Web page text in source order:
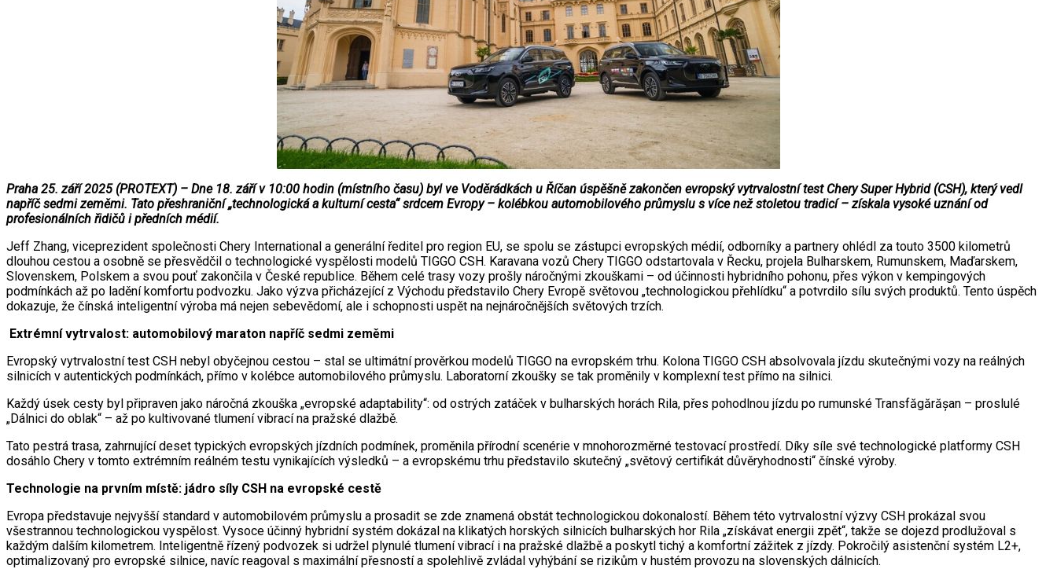
Praha 25. září 2025 (PROTEXT) – Dne 18. září v 10:00 hodin (místního času) byl ve Voděrádkách u Říčan úspěšně zakončen evropský vytrvalostní test Chery Super Hybrid (CSH), který vedl
napříč sedmi zeměmi. Tato přeshraniční „technologická a kulturní cesta“ srdcem Evropy – kolébkou automobilového průmyslu s více než stoletou tradicí – získala vysoké uznání od
profesionálních řidičů i předních médií.
Jeff Zhang, viceprezident společnosti Chery International a generální ředitel pro region EU, se spolu se zástupci evropských médií, odborníky a partnery ohlédl za touto 3500 kilometrů
dlouhou cestou a osobně se přesvědčil o technologické vyspělosti modelů TIGGO CSH. Karavana vozů Chery TIGGO odstartovala v Řecku, projela Bulharskem, Rumunskem, Maďarskem,
Slovenskem, Polskem a svou pouť zakončila v České republice. Během celé trasy vozy prošly náročnými zkouškami – od účinnosti hybridního pohonu, přes výkon v kempingových
podmínkách až po ladění komfortu podvozku. Jako výzva přicházející z Východu představilo Chery Evropě světovou „technologickou přehlídku“ a potvrdilo sílu svých produktů. Tento úspěch
dokazuje, že čínská inteligentní výroba má nejen sebevědomí, ale i schopnosti uspět na nejnáročnějších světových trzích.
Extrémní vytrvalost: automobilový maraton napříč sedmi zeměmi
Evropský vytrvalostní test CSH nebyl obyčejnou cestou – stal se ultimátní prověrkou modelů TIGGO na evropském trhu. Kolona TIGGO CSH absolvovala jízdu skutečnými vozy na reálných
silnicích v autentických podmínkách, přímo v kolébce automobilového průmyslu. Laboratorní zkoušky se tak proměnily v komplexní test přímo na silnici.
Každý úsek cesty byl připraven jako náročná zkouška „evropské adaptability“: od ostrých zatáček v bulharských horách Rila, přes pohodlnou jízdu po rumunské Transfăgărășan – proslulé
„Dálnici do oblak“ – až po kultivované tlumení vibrací na pražské dlažbě.
Tato pestrá trasa, zahrnující deset typických evropských jízdních podmínek, proměnila přírodní scenérie v mnohorozměrné testovací prostředí. Díky síle své technologické platformy CSH
dosáhlo Chery v tomto extrémním reálném testu vynikajících výsledků – a evropskému trhu představilo skutečný „světový certifikát důvěryhodnosti“ čínské výroby.
Technologie na prvním místě: jádro síly CSH na evropské cestě
Evropa představuje nejvyšší standard v automobilovém průmyslu a prosadit se zde znamená obstát technologickou dokonalostí. Během této vytrvalostní výzvy CSH prokázal svou
všestrannou technologickou vyspělost. Vysoce účinný hybridní systém dokázal na klikatých horských silnicích bulharských hor Rila „získávat energii zpět“, takže se dojezd prodlužoval s
každým dalším kilometrem. Inteligentně řízený podvozek si udržel plynulé tlumení vibrací i na pražské dlažbě a poskytl tichý a komfortní zážitek z jízdy. Pokročilý asistenční systém L2+,
optimalizovaný pro evropské silnice, navíc reagoval s maximální přesností a spolehlivě zvládal vyhýbání se rizikům v hustém provozu na slovenských dálnicích.